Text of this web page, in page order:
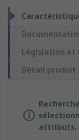
Législation et
Détail produit
attributs.